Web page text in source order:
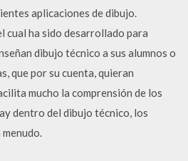
aplicaciones de dibujo.
cual ha sido desarrollado para
dibujo técnico a sus alumnos o
que por su cuenta, quieran
mucho la comprensión de los
dentro del dibujo técnico, los